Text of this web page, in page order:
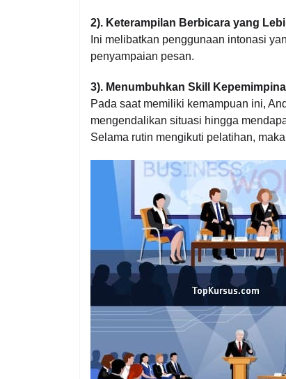
2). Keterampilan Berbicara yang
Ini melibatkan penggunaan intonasi
penyampaian pesan.
3). Menumbuhkan Skill
Pada saat memiliki kemampuan ini,
mengendalikan situasi hingga
Selama rutin mengikuti pelatihan,